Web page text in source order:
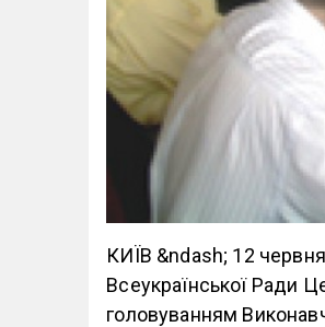
КИЇВ &ndash; 12
Всеукраїнської Ради
головуванням